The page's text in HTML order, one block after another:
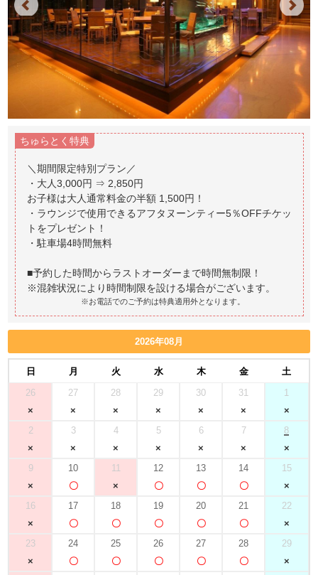
Previous Next
ちゅらとく特典
＼期間限定特別プラン／
・大人3,000円 ⇒ 2,850円
お子様は大人通常料金の半額 1,500円！
・ラウンジで使用できるアフタヌーンティー5％OFFチケッ
トをプレゼント！
・駐車場4時間無料
■予約した時間からラストオーダーまで時間無制限！
※お電話でのご予約は特典適用外となります。
2026年08月
日 月 火 水 木 金
土
26
27 28 29 30 31 1
2 3 4 5 6 7 8
9 10 11 12 13 14 15
16 17 18 19 20 21 22
23 24 25 26 27 28 29